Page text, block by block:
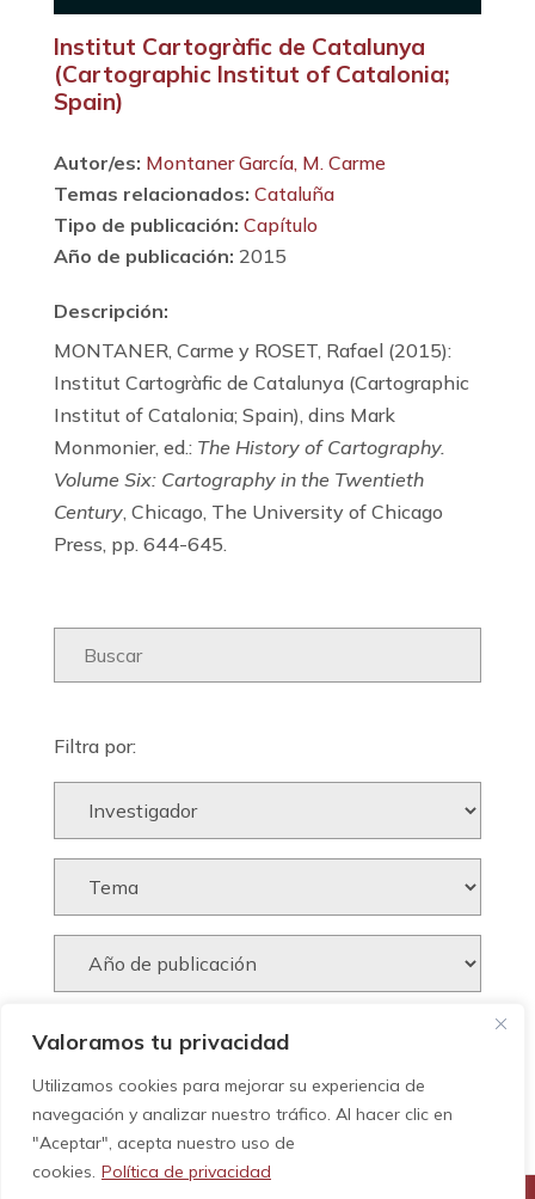
Valoramos tu privacidad
Utilizamos cookies para mejorar su experiencia de
navegación y analizar nuestro tráfico. Al hacer clic en
"Aceptar", acepta nuestro uso de
cookies. Política de privacidad
Institut Cartogràfic de Catalunya
(Cartographic Institut of Catalonia;
Spain)
Autor/es: Montaner García, M. Carme
Temas relacionados: Cataluña
Tipo de publicación: Capítulo
Año de publicación: 2015
Descripción:
MONTANER, Carme y ROSET, Rafael (2015):
Institut Cartogràfic de Catalunya (Cartographic
Institut of Catalonia; Spain), dins Mark
Monmonier, ed.: The History of Cartography.
Volume Six: Cartography in the Twentieth
Century, Chicago, The University of Chicago
Press, pp. 644-645.
Filtra por: